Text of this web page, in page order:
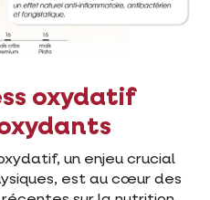
oxydatif
un enjeu crucial
est au cœur des